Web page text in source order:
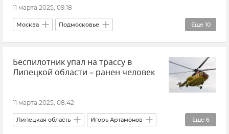
11 марта 2025, 09:18
Еще 10
Москва Подмосковье
Московская область Происшествия
Беспилотник (БПЛА, дрон) Общество
Жилье
Беспилотник упал на трассу в
Липецкой области – ранен человек
11 марта 2025, 08:42
Еще 6
Липецкая область Игорь Артамонов